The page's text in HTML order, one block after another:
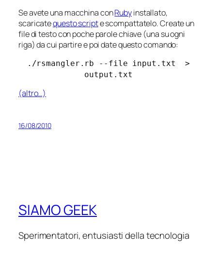
Se avete una macchina conRubyinstallato,
scaricatequesto scripte scompattatelo. Create un
file di testo con poche parole chiave (una su ogni
riga) da cui partire e poi date questo comando:
./rsmangler.rb --file input.txt >
output.txt
(altro…)
16/08/2010
SIAMO GEEK
Sperimentatori, entusiasti della tecnologia